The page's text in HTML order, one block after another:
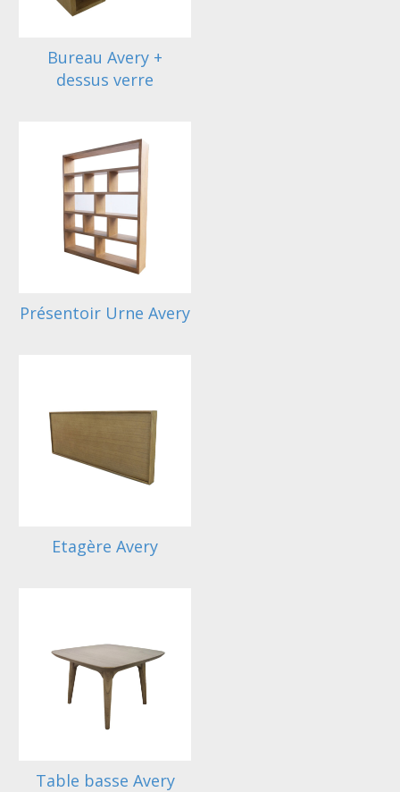
Bureau Avery +
dessus verre
Présentoir Urne Avery
Etagère Avery
Table basse Avery